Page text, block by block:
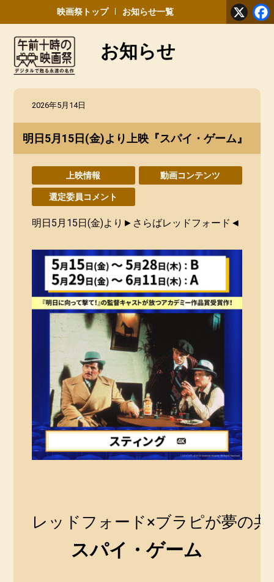
映画祭トップ お知らせ一覧 X
お知らせ
2026年5月14日
明日5月15日(金)より上映『スパイ・ゲーム』
上映情報 動画コンテンツ
選定委員コメント
明日5月15日(金)より►さらばレッドフォード◄
レッドフォード×ブラピが夢の
スパイ・ゲーム